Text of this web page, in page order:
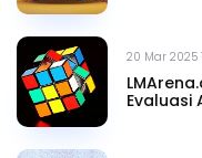
20 Mar 2025
Evaluasi